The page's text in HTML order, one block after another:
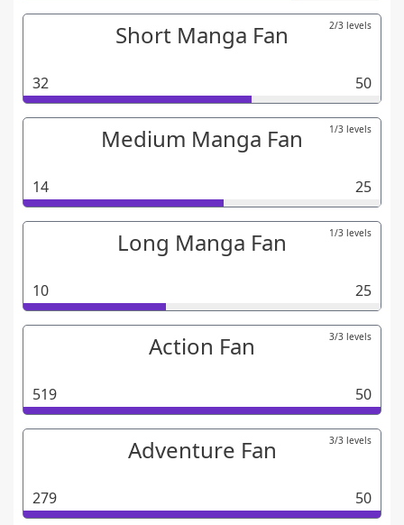
Short Manga Fan 2/3 levels
32 50
Medium Manga Fan 1/3 levels
14 25
Long Manga Fan 1/3 levels
10 25
Action Fan 3/3 levels
519 50
Adventure Fan 3/3 levels
279 50